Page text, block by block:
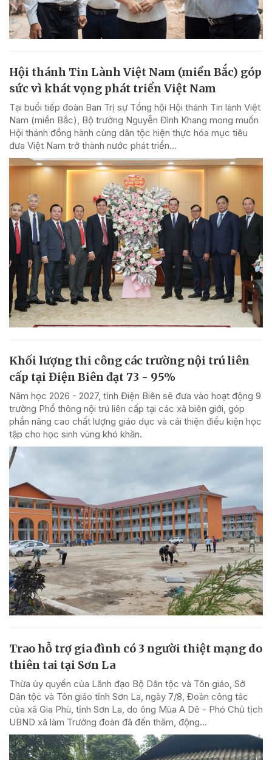
Hội thánh Tin Lành Việt Nam (miền Bắc) góp
sức vì khát vọng phát triển Việt Nam
Tại buổi tiếp đoàn Ban Trị sự Tổng hội Hội thánh Tin lành Việt
Nam (miền Bắc), Bộ trưởng Nguyễn Đình Khang mong muốn
Hội thánh đồng hành cùng dân tộc hiện thực hóa mục tiêu
đưa Việt Nam trở thành nước phát triển...
Khối lượng thi công các trường nội trú liên
cấp tại Điện Biên đạt 73 - 95%
Năm học 2026 - 2027, tỉnh Điện Biên sẽ đưa vào hoạt động 9
trường Phổ thông nội trú liên cấp tại các xã biên giới, góp
phần nâng cao chất lượng giáo dục và cải thiện điều kiện học
tập cho học sinh vùng khó khăn.
Trao hỗ trợ gia đình có 3 người thiệt mạng do
thiên tai tại Sơn La
Thừa ủy quyền của Lãnh đạo Bộ Dân tộc và Tôn giáo, Sở
Dân tộc và Tôn giáo tỉnh Sơn La, ngày 7/8, Đoàn công tác
của xã Gia Phù, tỉnh Sơn La, do ông Mùa A Dê - Phó Chủ tịch
UBND xã làm Trưởng đoàn đã đến thăm, động...